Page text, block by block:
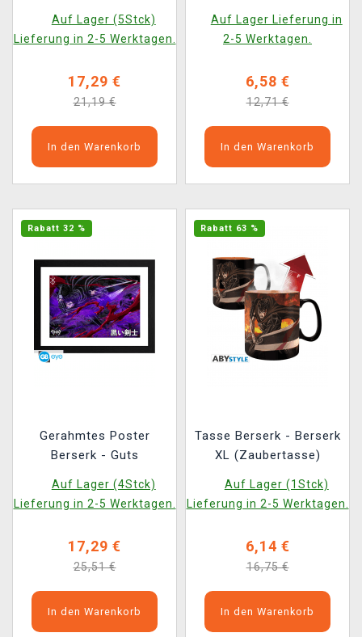
Auf Lager (5Stck)
Lieferung in 2-5 Werktagen.
17,29 €
21,19 €
In den Warenkorb
Auf Lager Lieferung in
2-5 Werktagen.
6,58 €
12,71 €
In den Warenkorb
Rabatt 32 %
Gerahmtes Poster
Berserk - Guts
Auf Lager (4Stck)
Lieferung in 2-5 Werktagen.
17,29 €
25,51 €
In den Warenkorb
Rabatt 63 %
Tasse Berserk - Berserk
XL (Zaubertasse)
Auf Lager (1Stck)
Lieferung in 2-5 Werktagen.
6,14 €
16,75 €
In den Warenkorb